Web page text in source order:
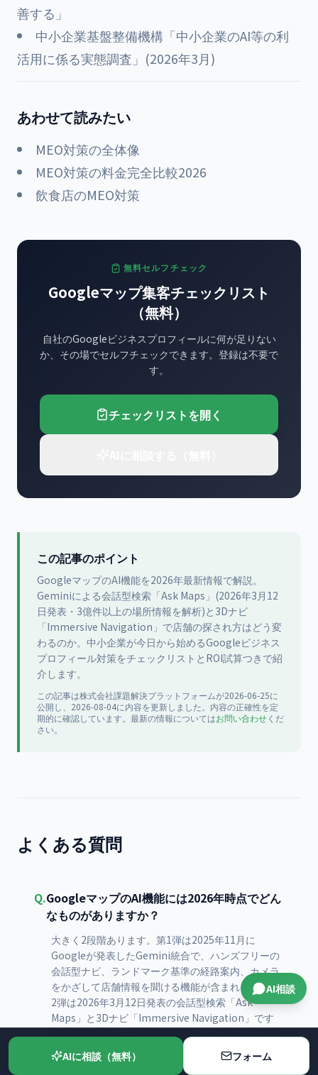
善する」
中小企業基盤整備機構「中小企業のAI等の利
活用に係る実態調査」(2026年3月)
あわせて読みたい
MEO対策の全体像
MEO対策の料金完全比較2026
飲食店のMEO対策
無料セルフチェック
Googleマップ集客チェックリスト
（無料）
自社のGoogleビジネスプロフィールに何が足りない
か、その場でセルフチェックできます。登録は不要で
す。
チェックリストを開く
この記事のポイント
GoogleマップのAI機能を2026年最新情報で解説。
Geminiによる会話型検索「Ask Maps」(2026年3月12
日発表・3億件以上の場所情報を解析)と3Dナビ
「Immersive Navigation」で店舗の探され方はどう変
わるのか。中小企業が今日から始めるGoogleビジネス
プロフィール対策をチェックリストとROI試算つきで紹
介します。
この記事は株式会社課題解決プラットフォームが2026-06-25に
公開し、2026-08-04に内容を更新しました。内容の正確性を定
期的に確認しています。最新の情報についてはお問い合わせくだ
さい。
よくある質問
Q.GoogleマップのAI機能には2026年時点でどん
なものがありますか？
大きく2段階あります。第1弾は2025年11月に
Googleが発表したGemini統合で、ハンズフリーの
会話型ナビ、ランドマーク基準の経路案内、カメラ
をかざして店舗情報を聞ける機能が含まれます。第
2弾は2026年3月12日発表の会話型検索「Ask
Maps」と3Dナビ「Immersive Navigation」です
(Google公式ブログ 2026年3月)。Ask Mapsは3億件
以上の場所情報を解析し、複数条件の質問に会話形
式で答えます。
AIに相談（無料） フォーム
AI相談